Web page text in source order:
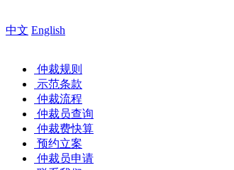
中文 English
仲裁规则
示范条款
仲裁流程
仲裁员查询
仲裁费快算
预约立案
仲裁员申请